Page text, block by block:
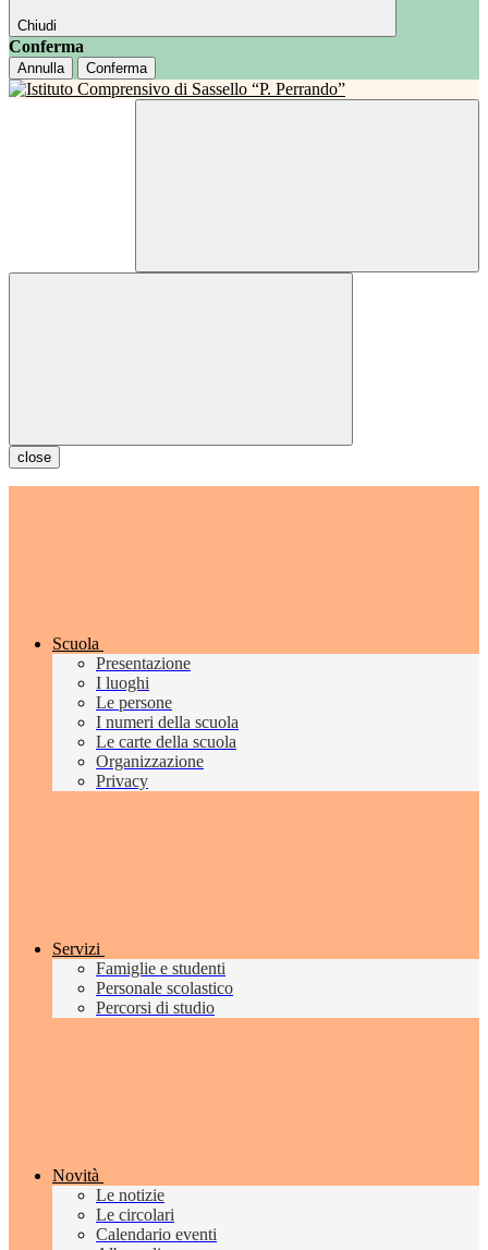
Chiudi
Conferma
Annulla Conferma
close
Scuola
Presentazione
I luoghi
Le persone
I numeri della scuola
Le carte della scuola
Organizzazione
Privacy
Servizi
Famiglie e studenti
Personale scolastico
Percorsi di studio
Novità
Le notizie
Le circolari
Calendario eventi